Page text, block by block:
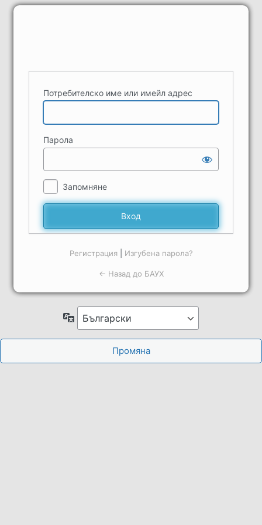
Вход
Потребителско име или имейл адрес
Парола
Запомняне
Регистрация| Изгубена парола?
← Назад до БАУХ
Език